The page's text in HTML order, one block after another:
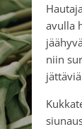
avulla
niin